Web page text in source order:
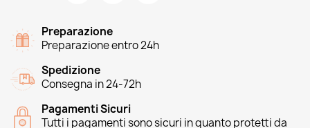
Preparazione
Preparazione entro 24h
Spedizione
Consegna in 24-72h
Pagamenti Sicuri
Tutti i pagamenti sono sicuri in quanto protetti da